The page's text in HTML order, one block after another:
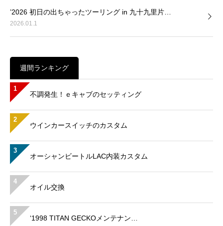
’2026 初日の出ちゃったツーリング in 九十九里片…
2026.01.1
週間ランキング
1
不調発生！ｅキャブのセッティング
2
ウインカースイッチのカスタム
3
オーシャンビートルLAC内装カスタム
4
オイル交換
5
‘1998 TITAN GECKOメンテナン…